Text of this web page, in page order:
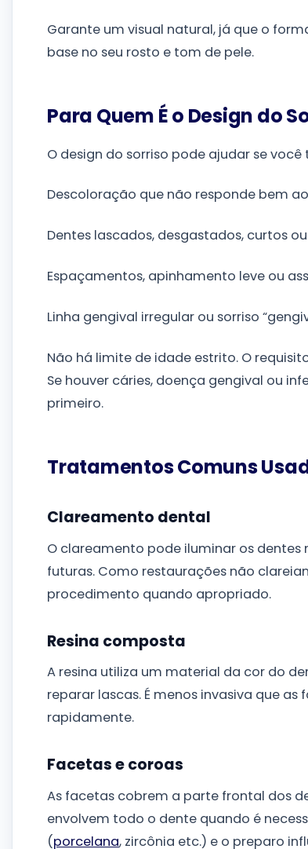
Garante um visual natural, já que o
base no seu rosto e tom de pele.
Para Quem É o Design do
O design do sorriso pode ajudar se você
Descoloração que não responde bem
Dentes lascados, desgastados, curtos
Espaçamentos, apinhamento leve ou
Linha gengival irregular ou sorriso
Não há limite de idade estrito. O
Se houver cáries, doença gengival ou
primeiro.
Tratamentos Comuns
Clareamento dental
O clareamento pode iluminar os
futuras. Como restaurações não
procedimento quando apropriado.
Resina composta
A resina utiliza um material da cor do
reparar lascas. É menos invasiva que
rapidamente.
Facetas e coroas
As facetas cobrem a parte frontal dos
envolvem todo o dente quando é
(porcelana, zircônia etc.) e o preparo